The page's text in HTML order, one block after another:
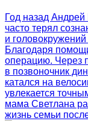
Год назад
часто терял
и
Благодаря
операцию. Через
в позвоночник
катался на
увлекается
мама Светлана
жизнь семьи